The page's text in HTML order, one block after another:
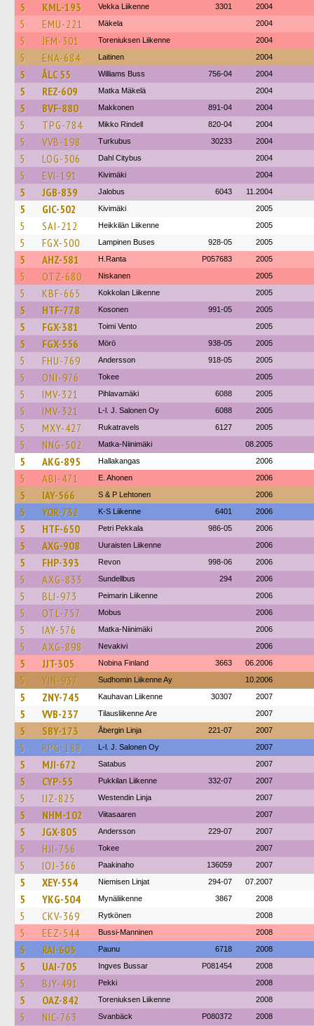
5 KML-193 Vekka Liikenne 3301 2004
5 EMU-221 Mäkela 2004
5 JFM-301 Toreniuksen Liikenne 2004
5 ENA-684 Laitinen 2004
5 ÅLC 55 Williams Buss 756-04 2004
5 REZ-609 Matka Mäkelä 2004
5 BVF-880 Makkonen 891-04 2004
5 TPG-784 Mikko Rindell 820-04 2004
5 VVB-198 Turkubus 30233 2004
5 LOG-306 Dahl Citybus 2004
5 EVI-191 Kivimäki 2004
5 JGB-839 Jalobus 6043 11.2004
5 GIC-502 Kivimäki 2005
5 SAI-212 Heikkilän Liikenne 2005
5 FGX-500 Lampinen Buses 928-05 2005
5 AHZ-581 H.Ranta P057683 2005
5 OTZ-680 Niskanen 2005
5 KBF-665 Kokkolan Liikenne 2005
5 HTF-778 Kosonen 991-05 2005
5 FGX-381 Toimi Vento 2005
5 FGX-556 Mörö 938-05 2005
5 FHU-769 Andersson 918-05 2005
5 ONI-976 Tokee 2005
5 IMV-321 Pihlavamäki 6088 2005
5 IMV-321 L-l. J. Salonen Oy 6088 2005
5 MXY-427 Rukatravels 6127 2005
5 NNG-502 Matka-Niinimäki 08.2005
5 AKG-895 Hallakangas 2006
5 ABI-471 E. Ahonen 2006
5 IAY-566 S & P Lehtonen 2006
5 YOR-732 K-S Liikenne 6401 2006
5 HTF-650 Petri Pekkala 986-05 2006
5 AXG-908 Uuraisten Liikenne 2006
5 FHP-393 Revon 998-06 2006
5 AXG-833 Sundellbus 294 2006
5 BLI-973 Peimarin Liikenne 2006
5 OTL-757 Mobus 2006
5 IAY-576 Matka-Niinimäki 2006
5 AXG-898 Nevakivi 2006
5 JJT-305 Nobina Finland 3663 06.2006
5 YIN-937 Sudhomin Liikenne Ay 10.2006
5 ZNY-745 Kauhavan Liikenne 30307 2007
5 VVB-237 Tilausliikenne Are 2007
5 SBY-173 Åbergin Linja 221-07 2007
5 RPG-188 L-l. J. Salonen Oy 2007
5 MJI-672 Satabus 2007
5 CYP-55 Pukkilan Liikenne 332-07 2007
5 IJZ-825 Westendin Linja 2007
5 NHM-102 Viitasaaren 2007
5 JGX-805 Andersson 229-07 2007
5 HJI-756 Tokee 2007
5 IOJ-366 Paakinaho 136059 2007
5 XEY-554 Niemisen Linjat 294-07 07.2007
5 YKG-504 Mynäliikenne 3867 2008
5 CKV-369 Rytkönen 2008
5 EEZ-544 Bussi-Manninen 2008
5 RAI-605 Paunu 6718 2008
5 UAI-705 Ingves Bussar P081454 2008
5 BJY-491 Pekki 2008
5 OAZ-842 Toreniuksen Liikenne 2008
5 NIC-763 Svanbäck P080372 2008